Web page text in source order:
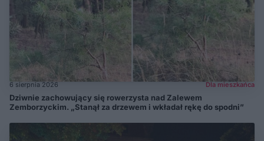
6 sierpnia 2026 Dla mieszkańca
Dziwnie zachowujący się rowerzysta nad Zalewem
Zemborzyckim. „Stanął za drzewem i wkładał rękę do spodni”